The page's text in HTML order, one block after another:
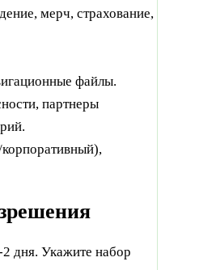
мерч, страхование,
файлы.
партнеры
дня. Укажите набор